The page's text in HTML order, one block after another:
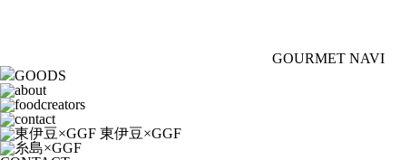
GOURMET NAVI
GOODS